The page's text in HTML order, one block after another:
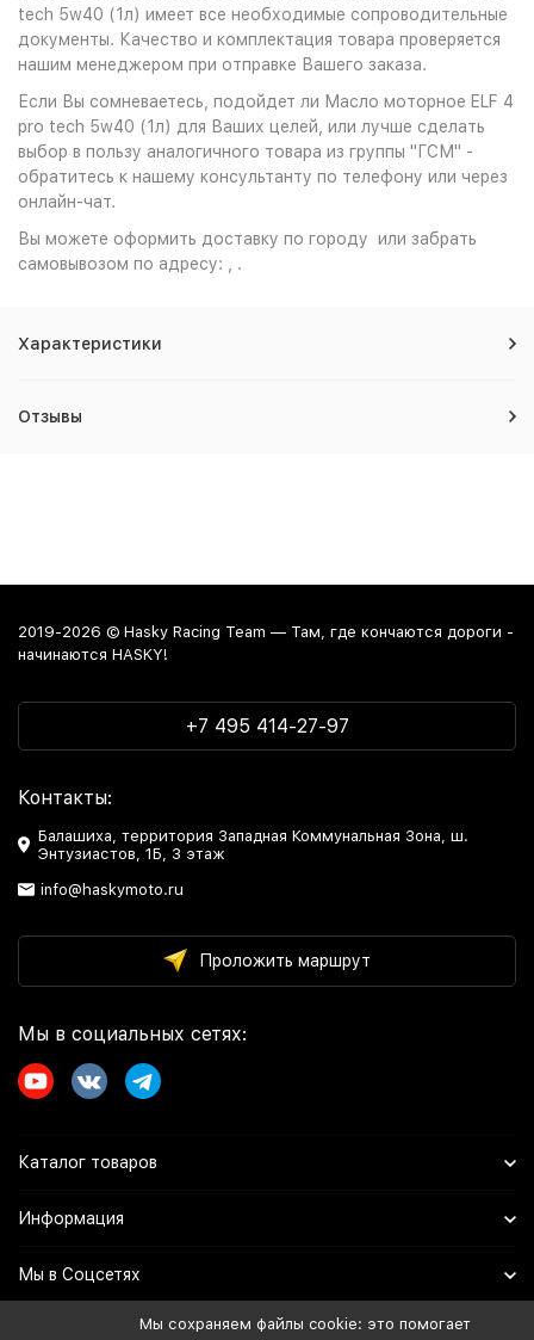
tech 5w40 (1л) имеет все необходимые сопроводительные
документы. Качество и комплектация товара проверяется
нашим менеджером при отправке Вашего заказа.
Если Вы сомневаетесь, подойдет ли Масло моторное ELF 4
pro tech 5w40 (1л) для Ваших целей, или лучше сделать
выбор в пользу аналогичного товара из группы "ГСМ" -
обратитесь к нашему консультанту по телефону или через
онлайн-чат.
Вы можете оформить доставку по городу или забрать
самовывозом по адресу: , .
Характеристики
Отзывы
2019-2026 © Hasky Racing Team — Там, где кончаются дороги -
начинаются HASKY!
+7 495 414-27-97
Контакты:
Балашиха, территория Западная Коммунальная Зона, ш.
Энтузиастов, 1Б, 3 этаж
info@haskymoto.ru
Проложить маршрут
Мы в социальных сетях:
Каталог товаров
Информация
Мы в Соцсетях
Мы сохраняем файлы cookie: это помогает